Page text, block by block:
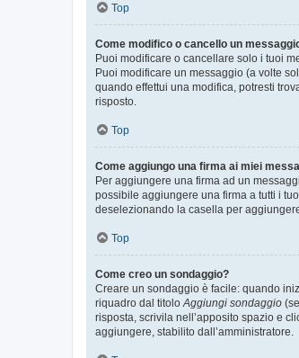
Top
Come modifico o cancello un
Puoi modificare o cancellare solo i tuoi
Puoi modificare un messaggio (a volte
quando effettui una modifica, potresti
risposto.
Top
Come aggiungo una firma ai miei
Per aggiungere una firma ad un
possibile aggiungere una firma a tutti i
deselezionando la casella per
Top
Come creo un sondaggio?
Creare un sondaggio è facile: quando
riquadro dal titolo Aggiungi sondaggio
risposta, scrivila nell’apposito spazio e
aggiungere, stabilito dall’amministratore.